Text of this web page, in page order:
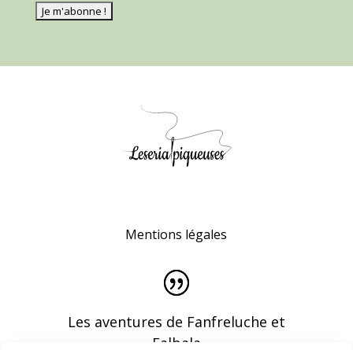
Mentions légales
Les aventures de Fanfreluche et
Falbala